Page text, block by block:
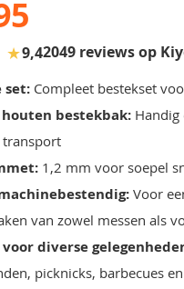
★9,42049 reviews op
set: Compleet bestekset
bestekbak:
transport
1,2 mm voor soepel
Voor
van zowel messen als
diverse
picknicks, barbecues